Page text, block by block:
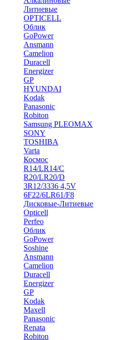
Литиевые
OPTICELL
Облик
GoPower
Ansmann
Camelion
Duracell
Energizer
GP
HYUNDAI
Kodak
Panasonic
Robiton
Samsung PLEOMAX
SONY
TOSHIBA
Varta
Космос
R14/LR14/C
R20/LR20/D
3R12/3336 4,5V
6F22/6LR61/F8
Дисковые-Литиевые
Opticell
Perfeo
Облик
GoPower
Soshine
Ansmann
Camelion
Duracell
Energizer
GP
Kodak
Maxell
Panasonic
Renata
Robiton